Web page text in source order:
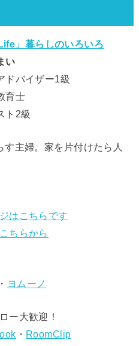
」暮らしのいろいろ
い
ドバイザー1級
育士
ト2級
主婦。家を片付けたら人
はこちらです
ちらから
・ ヨムーノ
ー大歓迎！
・ RoomClip